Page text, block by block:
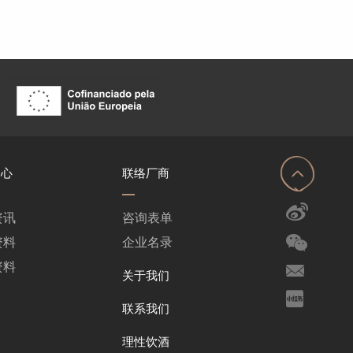
讯
料
料
联络厂商
咨询表单
企业名录
关于我们
联系我们
理性饮酒